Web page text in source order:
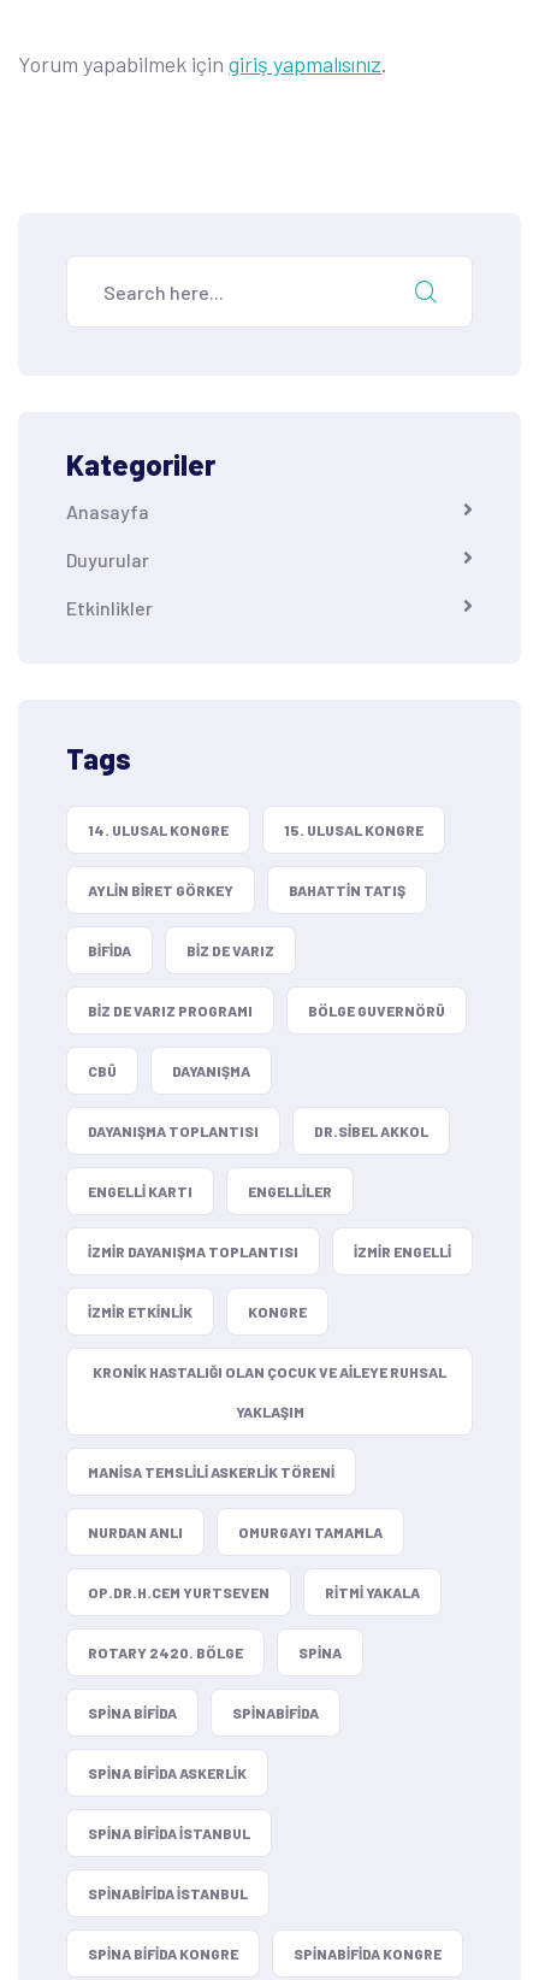
Yorum yapabilmek için giriş yapmalısınız.
Kategoriler
Anasayfa
Duyurular
Etkinlikler
Tags
14. ULUSAL KONGRE 15. ULUSAL KONGRE
AYLIN BIRET GÖRKEY BAHATTIN TATIŞ
BIFIDA BIZ DE VARIZ
BIZ DE VARIZ PROGRAMI BÖLGE GUVERNÖRÜ
CBÜ DAYANIŞMA
DAYANIŞMA TOPLANTISI DR.SIBEL AKKOL
ENGELLI KARTI ENGELLILER
IZMIR DAYANIŞMA TOPLANTISI IZMIR ENGELLI
IZMIR ETKINLIK KONGRE
KRONIK HASTALIĞI OLAN ÇOCUK VE AILEYE RUHSAL
YAKLAŞIM
MANISA TEMSLILI ASKERLIK TÖRENI
NURDAN ANLI OMURGAYI TAMAMLA
OP.DR.H.CEM YURTSEVEN RITMI YAKALA
ROTARY 2420. BÖLGE SPINA
SPINA BIFIDA SPINABIFIDA
SPINA BIFIDA ASKERLIK
SPINA BIFIDA ISTANBUL
SPINABIFIDA ISTANBUL
SPINA BIFIDA KONGRE SPINABIFIDA KONGRE